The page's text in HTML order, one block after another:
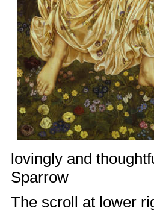
lovingly and
Sparrow
The scroll at lower